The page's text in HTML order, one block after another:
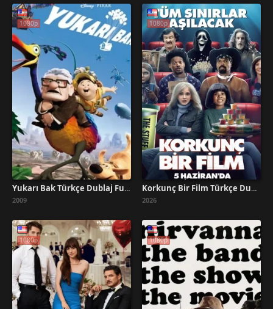
1080p
Yukarı Bak Türkçe Dublaj Full İzle
2009
1080p
Korkunç Bir Film Türkçe Dublaj İzle
2026
1080p 1080p